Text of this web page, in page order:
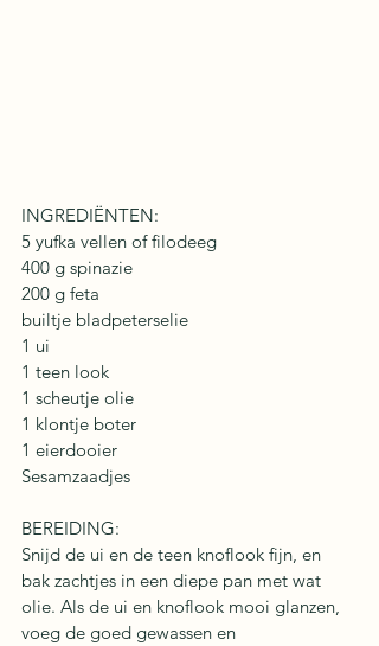
INGREDIËNTEN:
5 yufka vellen of filodeeg
400 g spinazie
200 g feta
builtje bladpeterselie
1 ui
1 teen look
1 scheutje olie
1 klontje boter
1 eierdooier
Sesamzaadjes
BEREIDING:
Snijd de ui en de teen knoflook fijn, en
bak zachtjes in een diepe pan met wat
olie. Als de ui en knoflook mooi glanzen,
voeg de goed gewassen en